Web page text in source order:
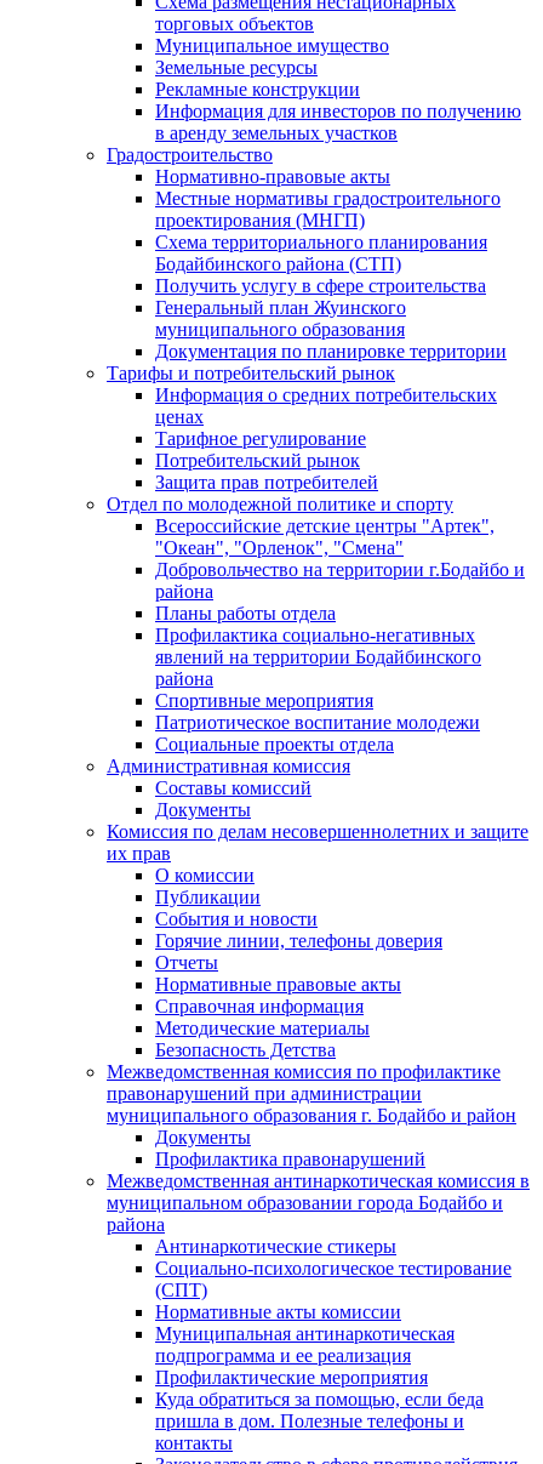
торговых объектов
Муниципальное имущество
Земельные ресурсы
Рекламные конструкции
Информация для инвесторов по получению
в аренду земельных участков
Градостроительство
Нормативно-правовые акты
Местные нормативы градостроительного
проектирования (МНГП)
Схема территориального планирования
Бодайбинского района (СТП)
Получить услугу в сфере строительства
Генеральный план Жуинского
муниципального образования
Документация по планировке территории
Тарифы и потребительский рынок
Информация о средних потребительских
ценах
Тарифное регулирование
Потребительский рынок
Защита прав потребителей
Отдел по молодежной политике и спорту
Всероссийские детские центры "Артек",
"Океан", "Орленок", "Смена"
Добровольчество на территории г.Бодайбо и
района
Планы работы отдела
Профилактика социально-негативных
явлений на территории Бодайбинского
района
Спортивные мероприятия
Патриотическое воспитание молодежи
Социальные проекты отдела
Административная комиссия
Составы комиссий
Документы
Комиссия по делам несовершеннолетних и защите
их прав
О комиссии
Публикации
События и новости
Горячие линии, телефоны доверия
Отчеты
Нормативные правовые акты
Справочная информация
Методические материалы
Безопасность Детства
Межведомственная комиссия по профилактике
правонарушений при администрации
муниципального образования г. Бодайбо и район
Документы
Профилактика правонарушений
Межведомственная антинаркотическая комиссия в
муниципальном образовании города Бодайбо и
района
Антинаркотические стикеры
Социально-психологическое тестирование
(СПТ)
Нормативные акты комиссии
Муниципальная антинаркотическая
подпрограмма и ее реализация
Профилактические мероприятия
Куда обратиться за помощью, если беда
пришла в дом. Полезные телефоны и
контакты